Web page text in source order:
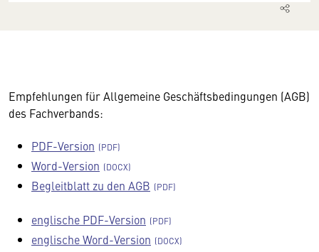
Empfehlungen für Allgemeine Geschäftsbedingungen (AGB)
des Fachverbands:
PDF-Version
Word-Version
Begleitblatt zu den AGB
englische PDF-Version
englische Word-Version